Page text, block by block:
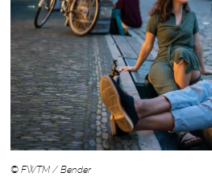
© FWTM / Bender